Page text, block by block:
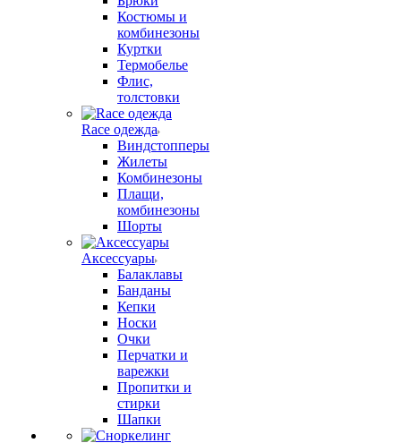
Костюмы и
комбинезоны
Куртки
Термобелье
Флис,
толстовки
Race одежда
Виндстопперы
Жилеты
Комбинезоны
Плащи,
комбинезоны
Шорты
Аксессуары
Балаклавы
Банданы
Кепки
Носки
Очки
Перчатки и
варежки
Пропитки и
стирки
Шапки